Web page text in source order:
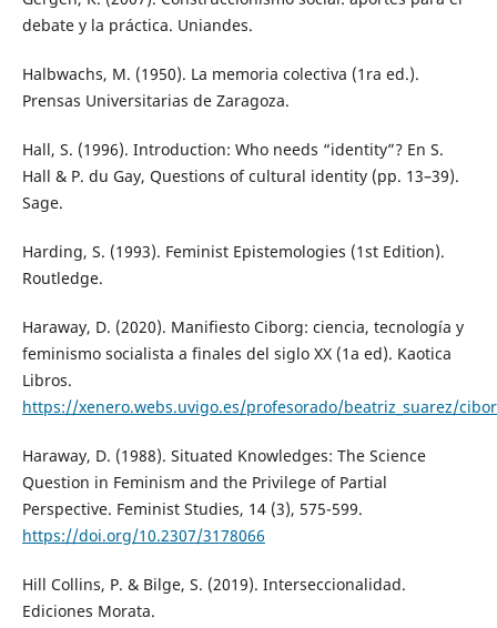
debate y la práctica. Uniandes.
Halbwachs, M. (1950). La memoria colectiva (1ra ed.).
Prensas Universitarias de Zaragoza.
Hall, S. (1996). Introduction: Who needs “identity”? En S.
Hall & P. du Gay, Questions of cultural identity (pp. 13–39).
Sage.
Harding, S. (1993). Feminist Epistemologies (1st Edition).
Routledge.
Haraway, D. (2020). Manifiesto Ciborg: ciencia, tecnología y
feminismo socialista a finales del siglo XX (1a ed). Kaotica
Libros.
https://xenero.webs.uvigo.es/profesorado/beatriz_suarez/
Haraway, D. (1988). Situated Knowledges: The Science
Question in Feminism and the Privilege of Partial
Perspective. Feminist Studies, 14 (3), 575-599.
https://doi.org/10.2307/3178066
Hill Collins, P. & Bilge, S. (2019). Interseccionalidad.
Ediciones Morata.